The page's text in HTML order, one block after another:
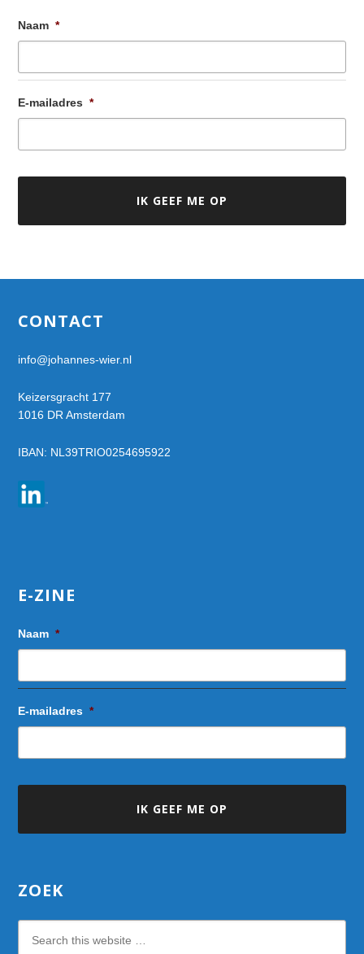
Naam *
E-mailadres *
Footer
CONTACT
info@johannes-wier.nl
Keizersgracht 177
1016 DR Amsterdam
IBAN: NL39TRIO0254695922
E-ZINE
Naam *
E-mailadres *
ZOEK
this